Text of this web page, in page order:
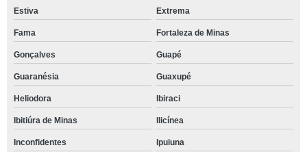
Estiva Extrema
Fama Fortaleza de Minas
Gonçalves Guapé
Guaranésia Guaxupé
Heliodora Ibiraci
Ibitiúra de Minas Ilicínea
Inconfidentes Ipuiuna